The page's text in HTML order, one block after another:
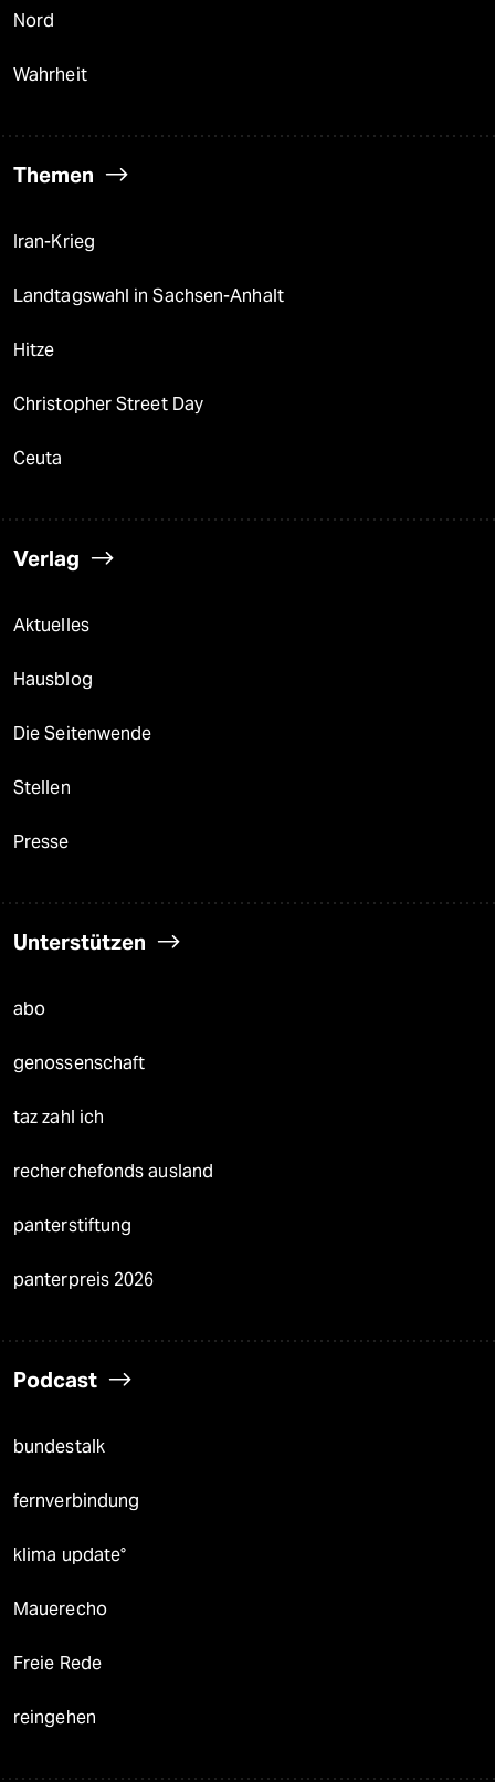
Nord
Wahrheit
Themen
Iran-Krieg
Landtagswahl in Sachsen-Anhalt
Hitze
Christopher Street Day
Ceuta
Verlag
Aktuelles
Hausblog
Die Seitenwende
Stellen
Presse
Unterstützen
abo
genossenschaft
taz zahl ich
recherchefonds ausland
panterstiftung
panterpreis 2026
Podcast
bundestalk
fernverbindung
klima update°
Mauerecho
Freie Rede
reingehen